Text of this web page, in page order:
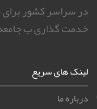
در سراسر کشور
خدمت گذاری ب
لینک های سریع
درباره ما